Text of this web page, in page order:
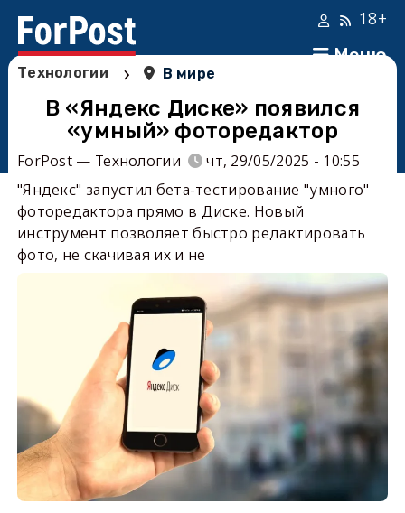
Меню
18+
Технологии › В мире
В «Яндекс Диске» появился
«умный» фоторедактор
ForPost — Технологии
чт, 29/05/2025 - 10:55
"Яндекс'' запустил бета-тестирование "умного''
фоторедактора прямо в Диске. Новый
инструмент позволяет быстро редактировать
фото, не скачивая их и не